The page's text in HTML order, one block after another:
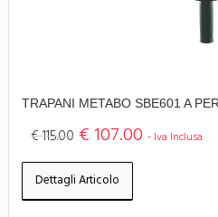
TRAPANI METABO SBE601 A
€ 115.00 € 107.00 - Iva Inclusa
Dettagli Articolo